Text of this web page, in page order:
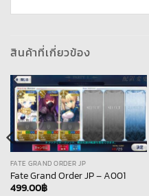
สินค้าที่เกี่ยวข้อง
FATE GRAND ORDER JP
Fate Grand Order JP – A001
499.00฿